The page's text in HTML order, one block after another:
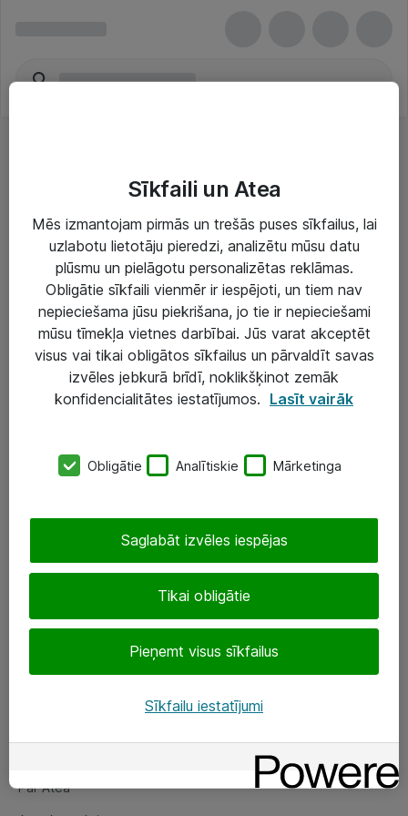
Risinājumi & Pakalpojumi
IT serviss un atbalsts
IT infrastruktūra
Darba vietu IT risinājumi
Serveri un datu centri
SIA „ATEA”
eShop@atea.lv
Sekojiet mums
Par Atea
Par Atea
Sīkfaili un Atea
Mēs izmantojam pirmās un trešās puses sīkfailus, lai
uzlabotu lietotāju pieredzi, analizētu mūsu datu
plūsmu un pielāgotu personalizētas reklāmas.
Obligātie sīkfaili vienmēr ir iespējoti, un tiem nav
nepieciešama jūsu piekrišana, jo tie ir nepieciešami
mūsu tīmekļa vietnes darbībai. Jūs varat akceptēt
visus vai tikai obligātos sīkfailus un pārvaldīt savas
izvēles jebkurā brīdī, noklikšķinot zemāk
konfidencialitātes iestatījumos. Lasīt vairāk
Obligātie Analītiskie Mārketinga
Tikai obligātie
Pieņemt visus sīkfailus
Saglabāt izvēles iespējas
Sīkfailu iestatījumi